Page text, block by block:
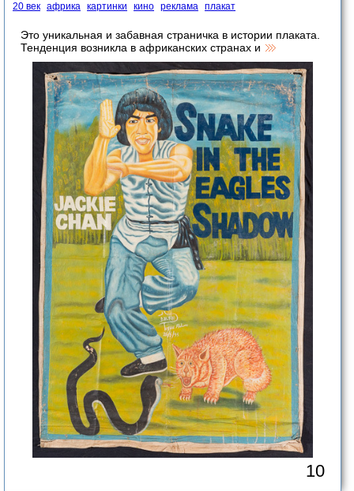
20 век африка картинки кино реклама плакат
Это уникальная и забавная страничка в истории плаката.
Тенденция возникла в африканских странах и
10